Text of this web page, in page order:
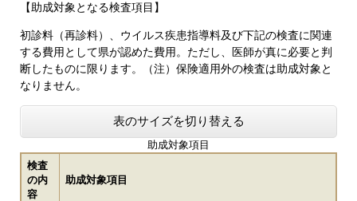
【助成対象となる検査項目】
初診料（再診料）、ウイルス疾患指導料及び下記の検査に関連
する費用として県が認めた費用。ただし、医師が真に必要と判
断したものに限ります。（注）保険適用外の検査は助成対象と
なりません。
表のサイズを切り替える
助成対象項目
検査
の内
容
助成対象項目